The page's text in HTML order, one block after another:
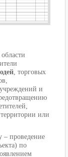
, торговых
и
или
– проведение
по